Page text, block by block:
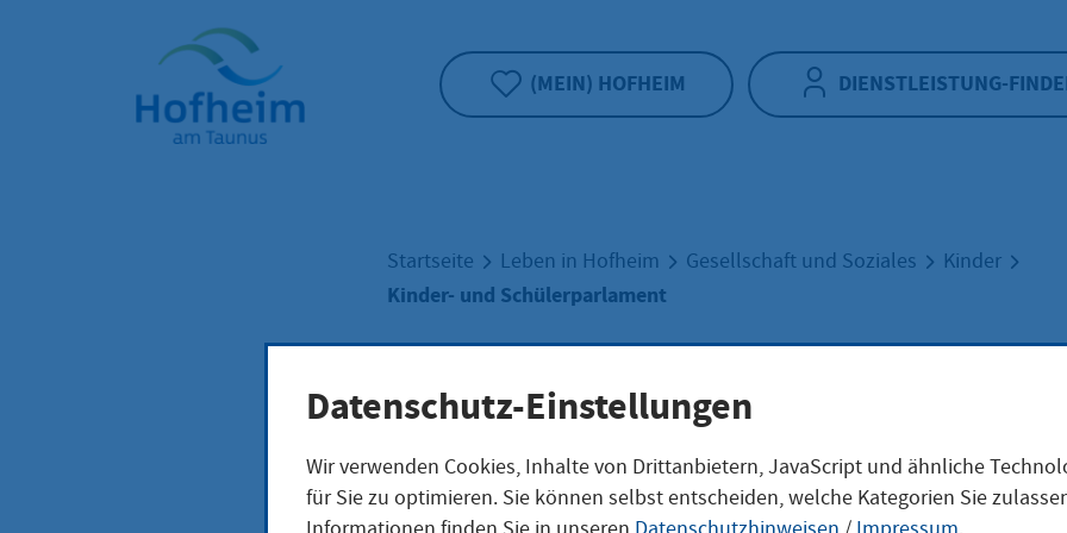
Startseite"
(MEIN) HOFHEIM DIENSTLEISTUNG-
Startseite Leben in Hofheim Gesellschaft und Soziales Kinder
Kinder- und Schülerparlament
Kinder- und
Schülerparlament
Datenschutz-Einstellungen
Wir verwenden Cookies, Inhalte von Drittanbietern, JavaScript und ähnliche
für Sie zu optimieren. Sie können selbst entscheiden, welche Kategorien Sie